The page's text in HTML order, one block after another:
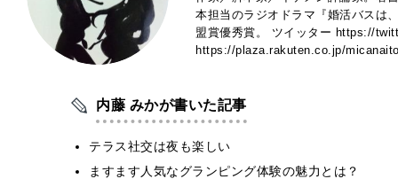
本担当のラジオドラマ『婚活バスは
盟賞優秀賞。 ツイッター https://
https://plaza.rakuten.co.jp/
内藤 みかが書いた記事
テラス社交は夜も楽しい
ますます人気なグランピング体験の魅力とは？